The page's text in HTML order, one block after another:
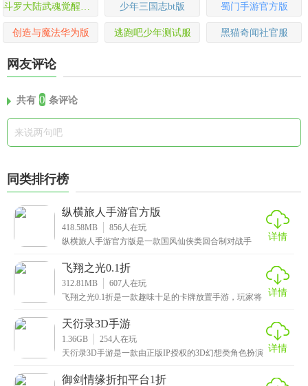
少年三国志bt版 蜀门手游官方版
创造与魔法华为版 逃跑吧少年测试服 黑猫奇闻社官服
网友评论
共有 0 条评论
同类排行榜
纵横旅人手游官方版
418.58MB 856 人在玩
纵横旅人手游官方版是一款国风仙侠类回合制对战手
存的世
详情
飞翔之光0.1折
312.81MB 607 人在玩
飞翔之光0.1折是一款趣味十足的卡牌放置手游，玩家将
详情
天衍录3D手游
1.36GB 254 人在玩
天衍录3D手游是一款由正版IP授权的3D幻想类角色扮演 详情
御剑情缘折扣平台1折